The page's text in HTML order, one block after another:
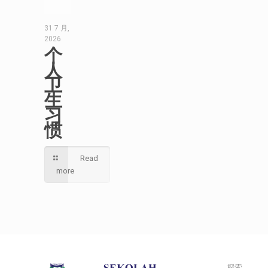
31 7 月,
2026
个
人
卫
生
习
惯
Read
more